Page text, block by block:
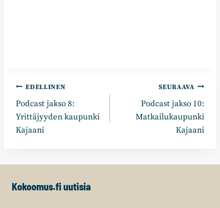
Artikkelien
selaus
EDELLINEN
Podcast jakso 8:
Yrittäjyyden kaupunki
Kajaani
SEURAAVA
Podcast jakso 10:
Matkailukaupunki
Kajaani
Kokoomus.fi uutisia